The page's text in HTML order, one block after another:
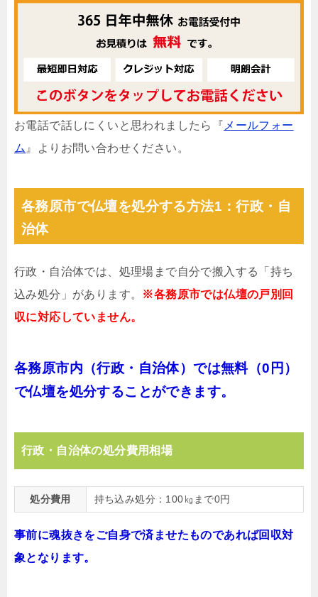
お電話で話しにくいと思われましたら『 メールフォー
ム 』よりお問い合わせください。
各務原市で仏壇を処分する方法1：行政・自
治体
行政・自治体では、処理場まで自分で搬入する「持ち
込み処分」があります。 ※各務原市では仏壇の戸別回
収に対応していません。
各務原市内（行政・自治体）では無料（0円）
で仏壇を処分することができます。
行政・自治体の処分費用相場
処分費用 持ち込み処分：100㎏まで0円
事前に魂抜きをご自身で済ませたものであれば回収対
象となります。